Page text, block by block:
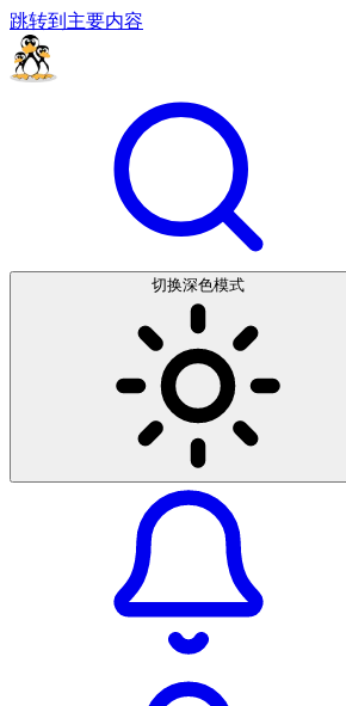
跳转到主要内容
切换深色模式